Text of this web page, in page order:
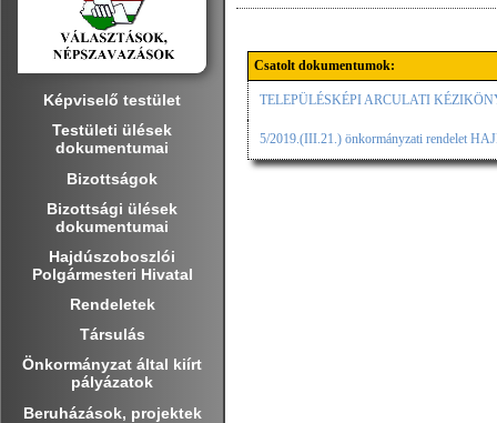
Képviselő testület
Testületi ülések
dokumentumai
Bizottságok
Bizottsági ülések
dokumentumai
Hajdúszoboszlói
Polgármesteri Hivatal
Rendeletek
Társulás
Önkormányzat által kiírt
pályázatok
Beruházások, projektek
Csatolt dokumentumok:
TELEPÜLÉSKÉPI ARCULATI
5/2019.(III.21.) önkormányzati rendelet